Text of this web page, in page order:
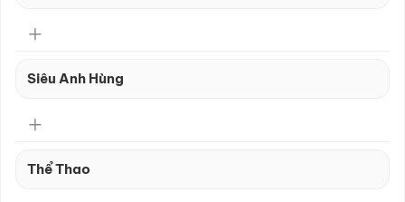
Siêu Anh Hùng
Thể Thao